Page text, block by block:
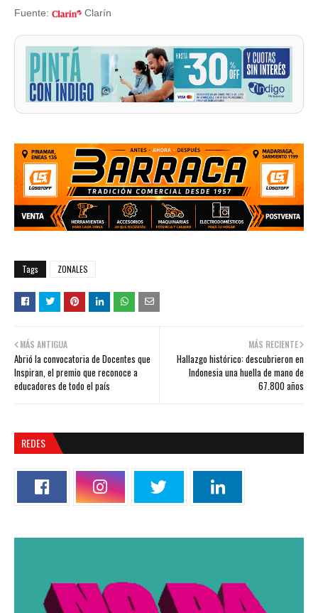
Fuente: Clarín
Tags ZONALES
MÁS RECIENTE
Hallazgo histórico: descubrieron en
Indonesia una huella de mano de
67.800 años
MÁS ANTIGUA
Abrió la convocatoria de Docentes que
Inspiran, el premio que reconoce a
educadores de todo el país
REDES